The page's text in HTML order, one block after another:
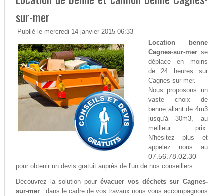
sur-mer
Publié le mercredi 14 janvier 2015 06:33
Location benne
Cagnes-sur-merse
déplace en moins
de 24 heures sur
Cagnes-sur-mer.
Nous proposons un
vaste choix de
benne allant de 4m3
jusqu'à 30m3, au
meilleur prix.
N'hésitez plus et
appelez nous au
07.56.78.02.30
pour obtenir un devis gratuit auprès de l'un de nos conseillers.
Découvrez la solution pour évacuer vos déchets sur Cagnes-
sur-mer: dans le cadre de vos travaux nous vous accompagnons